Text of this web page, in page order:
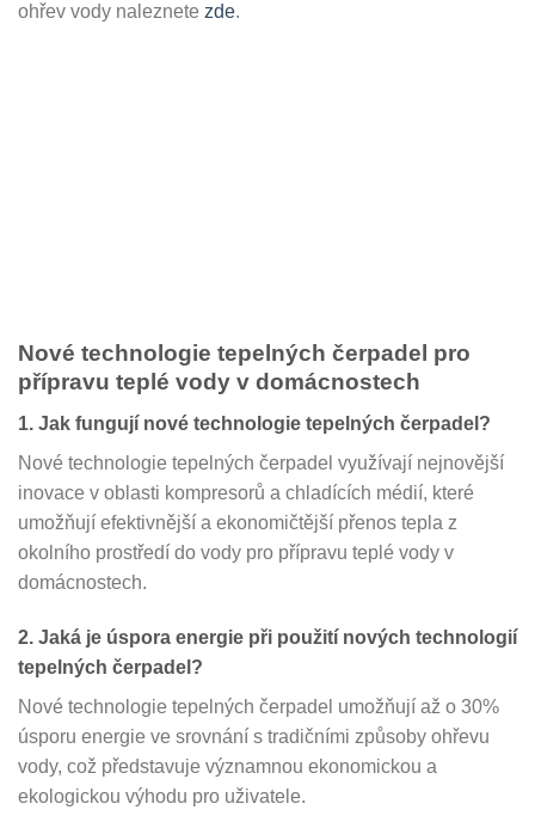
ohřev vody naleznete zde.
Nové technologie tepelných čerpadel pro
přípravu teplé vody v domácnostech
1. Jak fungují nové technologie tepelných čerpadel?
Nové technologie tepelných čerpadel využívají nejnovější
inovace v oblasti kompresorů a chladících médií, které
umožňují efektivnější a ekonomičtější přenos tepla z
okolního prostředí do vody pro přípravu teplé vody v
domácnostech.
2. Jaká je úspora energie při použití nových technologií
tepelných čerpadel?
Nové technologie tepelných čerpadel umožňují až o 30%
úsporu energie ve srovnání s tradičními způsoby ohřevu
vody, což představuje významnou ekonomickou a
ekologickou výhodu pro uživatele.